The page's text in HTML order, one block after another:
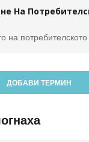
На
изживяване (UX, UXD) е цялостен
ДОБАВИ ТЕРМИН